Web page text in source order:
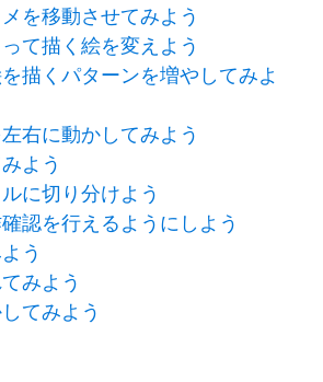
を移動させてみよう
て描く絵を変えよう
描くパターンを増やしてみよ
右に動かしてみよう
よう
に切り分けよう
認を行えるようにしよう
う
みよう
てみよう